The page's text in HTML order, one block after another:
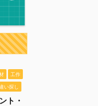
工作
い探し
ト・